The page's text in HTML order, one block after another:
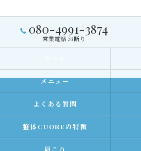
080-4991-3874
営業電話 お断り
メニュー
よくある質問
整体CUOREの特徴
肩こり